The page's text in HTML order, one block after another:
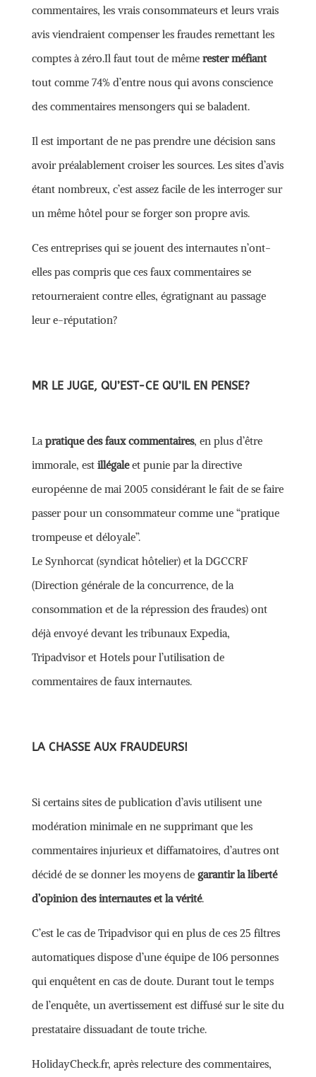
commentaires, les vrais consommateurs et leurs vrais
avis viendraient compenser les fraudes remettant les
comptes à zéro.Il faut tout de même rester méfiant
tout comme 74% d’entre nous qui avons conscience
des commentaires mensongers qui se baladent.
Il est important de ne pas prendre une décision sans
avoir préalablement croiser les sources. Les sites d’avis
étant nombreux, c’est assez facile de les interroger sur
un même hôtel pour se forger son propre avis.
Ces entreprises qui se jouent des internautes n’ont-
elles pas compris que ces faux commentaires se
retourneraient contre elles, égratignant au passage
leur e-réputation?
MR LE JUGE, QU’EST-CE QU’IL EN PENSE?
La pratique des faux commentaires, en plus d’être
immorale, est illégaleet punie par la directive
européenne de mai 2005 considérant le fait de se faire
passer pour un consommateur comme une “pratique
trompeuse et déloyale”.
Le Synhorcat (syndicat hôtelier) et la DGCCRF
(Direction générale de la concurrence, de la
consommation et de la répression des fraudes) ont
déjà envoyé devant les tribunaux Expedia,
Tripadvisor et Hotels pour l’utilisation de
commentaires de faux internautes.
LA CHASSE AUX FRAUDEURS!
Si certains sites de publication d’avis utilisent une
modération minimale en ne supprimant que les
commentaires injurieux et diffamatoires, d’autres ont
décidé de se donner les moyens de garantir la liberté
d’opinion des internautes et la vérité.
C’est le cas de Tripadvisor qui en plus de ces 25 filtres
automatiques dispose d’une équipe de 106 personnes
qui enquêtent en cas de doute. Durant tout le temps
de l’enquête, un avertissement est diffusé sur le site du
prestataire dissuadant de toute triche.
HolidayCheck.fr, après relecture des commentaires,